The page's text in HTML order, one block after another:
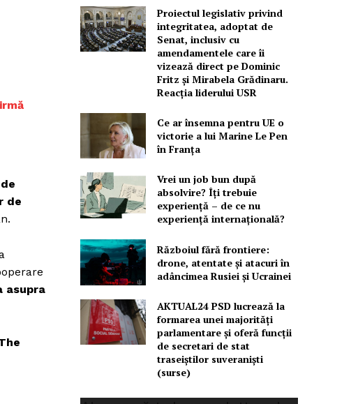
de
asupra
Proiectul legislativ privind
integritatea, adoptat de
Senat, inclusiv cu
amendamentele care îi
vizează direct pe Dominic
Fritz și Mirabela Grădinaru.
Reacția liderului USR
Ce ar însemna pentru UE o
victorie a lui Marine Le Pen
în Franța
Vrei un job bun după
absolvire? Îți trebuie
experiență – de ce nu
experiență internațională?
Războiul fără frontiere:
drone, atentate și atacuri în
adâncimea Rusiei și Ucrainei
AKTUAL24 PSD lucrează la
formarea unei majorităţi
parlamentare și oferă funcții
de secretari de stat
traseiștilor suveraniști
(surse)